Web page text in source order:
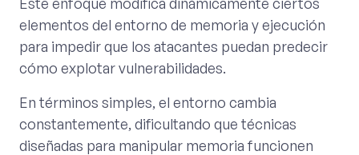
elementos del entorno de memoria y ejecución
para impedir que los atacantes puedan predecir
cómo explotar vulnerabilidades.
En términos simples, el entorno cambia
constantemente, dificultando que técnicas
diseñadas para manipular memoria funcionen